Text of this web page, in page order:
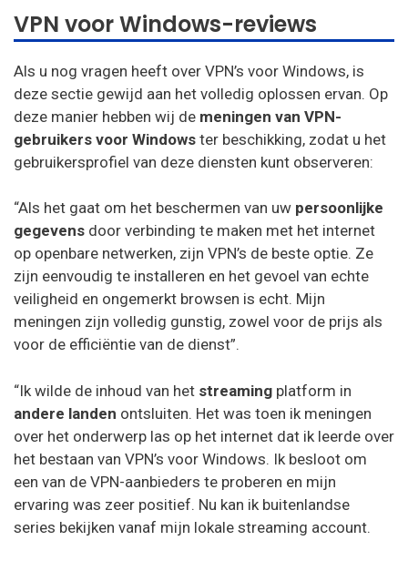
VPN voor Windows-reviews
Als u nog vragen heeft over VPN’s voor Windows, is
deze sectie gewijd aan het volledig oplossen ervan. Op
deze manier hebben wij de meningen van VPN-
gebruikers voor Windows ter beschikking, zodat u het
gebruikersprofiel van deze diensten kunt observeren:
“Als het gaat om het beschermen van uw persoonlijke
gegevens door verbinding te maken met het internet
op openbare netwerken, zijn VPN’s de beste optie. Ze
zijn eenvoudig te installeren en het gevoel van echte
veiligheid en ongemerkt browsen is echt. Mijn
meningen zijn volledig gunstig, zowel voor de prijs als
voor de efficiëntie van de dienst”.
“Ik wilde de inhoud van het streaming platform in
andere landen ontsluiten. Het was toen ik meningen
over het onderwerp las op het internet dat ik leerde over
het bestaan van VPN’s voor Windows. Ik besloot om
een van de VPN-aanbieders te proberen en mijn
ervaring was zeer positief. Nu kan ik buitenlandse
series bekijken vanaf mijn lokale streaming account.